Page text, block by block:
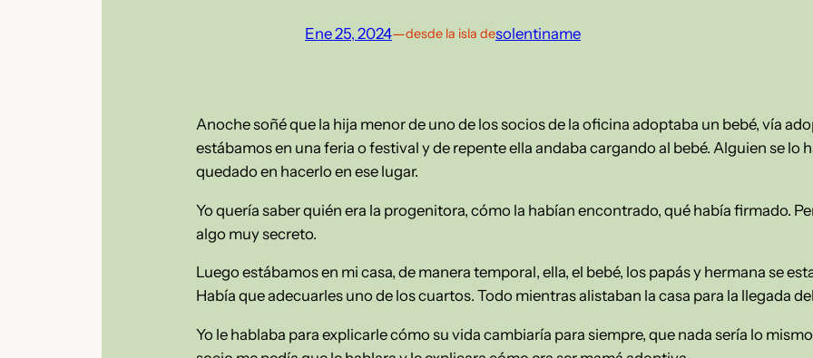
Ene 25, 2024—desde la isla desolentiname
Anoche soñé que la hija menor de uno de los socios de la oficina adoptaba un bebé, vía
estábamos en una feria o festival y de repente ella andaba cargando al bebé. Alguien se lo
quedado en hacerlo en ese lugar.
Yo quería saber quién era la progenitora, cómo la habían encontrado, qué había firmado.
algo muy secreto.
Luego estábamos en mi casa, de manera temporal, ella, el bebé, los papás y hermana se
Había que adecuarles uno de los cuartos. Todo mientras alistaban la casa para la llegada
Yo le hablaba para explicarle cómo su vida cambiaría para siempre, que nada sería lo